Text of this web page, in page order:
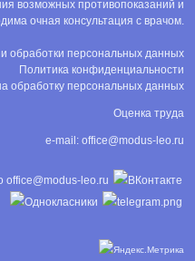
возможных противопоказаний и
очная консультация с врачом.
обработки персональных данных
Политика конфиденциальности
обработку персональных данных
Оценка труда
e-mail: office@modus-leo.ru